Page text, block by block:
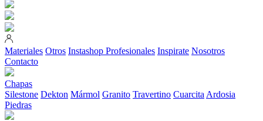
Materiales Otros Instashop Profesionales Inspirate Nosotros
Contacto
Chapas
Silestone Dekton Mármol Granito Travertino Cuarcita Ardosia
Piedras